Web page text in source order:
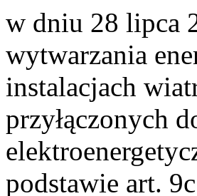
w dniu 28 lipca
wytwarzania
instalacjach
przyłączonych
podstawie art.